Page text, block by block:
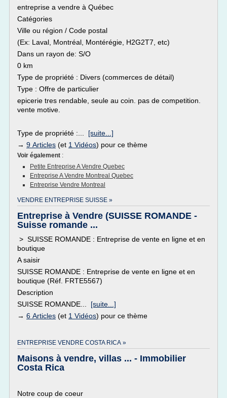
entreprise a vendre à Québec
Catégories
Ville ou région / Code postal
(Ex: Laval, Montréal, Montérégie, H2G2T7, etc)
Dans un rayon de: S/O
0 km
Type de propriété : Divers (commerces de détail)
Type : Offre de particulier
epicerie tres rendable, seule au coin. pas de competition.
vente motive.
Type de propriété :... [suite...]
→ 9 Articles (et 1 Vidéos) pour ce thème
Voir également :
Petite Entreprise A Vendre Quebec
Entreprise A Vendre Montreal Quebec
Entreprise Vendre Montreal
VENDRE ENTREPRISE SUISSE »
Entreprise à Vendre (SUISSE ROMANDE -
Suisse romande ...
> SUISSE ROMANDE : Entreprise de vente en ligne et en
boutique
A saisir
SUISSE ROMANDE : Entreprise de vente en ligne et en
boutique (Réf. FRTE5567)
Description
SUISSE ROMANDE... [suite...]
→ 6 Articles (et 1 Vidéos) pour ce thème
ENTREPRISE VENDRE COSTA RICA »
Maisons à vendre, villas ... - Immobilier
Costa Rica
Notre coup de coeur